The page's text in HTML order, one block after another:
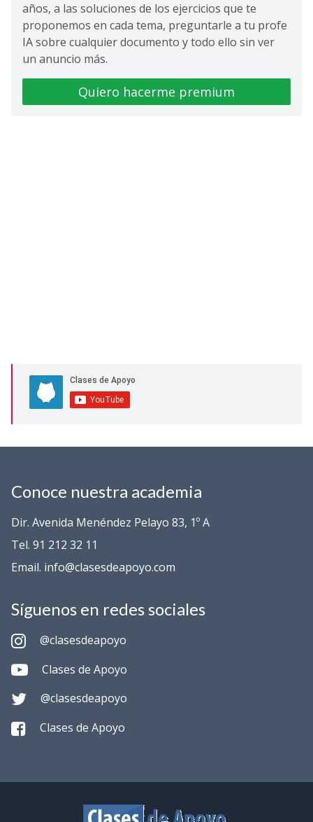
años, a las soluciones de los ejercicios que te
proponemos en cada tema, preguntarle a tu profe
IA sobre cualquier documento y todo ello sin ver
un anuncio más.
Quiero hacerme premium
Conoce nuestra academia
Dir. Avenida Menéndez Pelayo 83, 1º A
Tel. 91 212 32 11
Email. info@clasesdeapoyo.com
Síguenos en redes sociales
@clasesdeapoyo
Clases de Apoyo
@clasesdeapoyo
Clases de Apoyo